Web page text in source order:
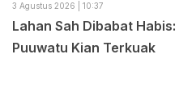
3 Agustus 2026 | 10:37
Lahan Sah Dibabat
Puuwatu Kian Terkuak